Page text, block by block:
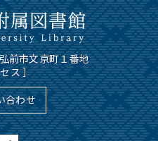
前市文京町１番地
ス］
合わせ